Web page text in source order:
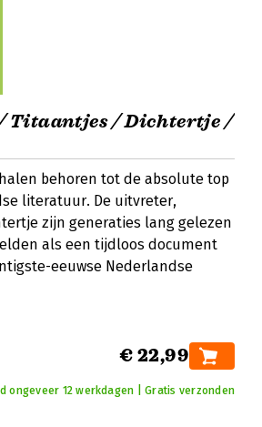
Titaantjes / Dichtertje /
behoren tot de absolute top
literatuur. De uitvreter,
zijn generaties lang gelezen
als een tijdloos document
eeuwse Nederlandse
€ 22,99
ongeveer 12 werkdagen | Gratis verzonden